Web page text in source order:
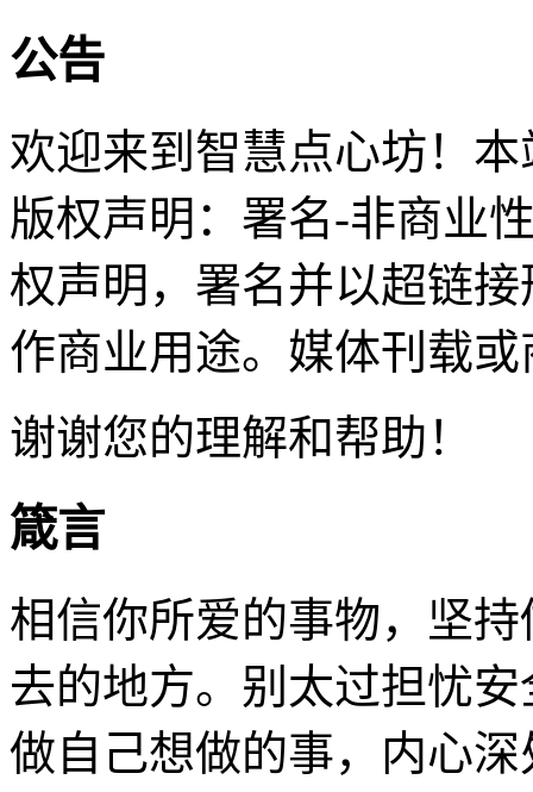
公告
欢迎来到智慧点心坊！
版权声明：署名-非商业
权声明，署名并以超链
作商业用途。媒体刊载
谢谢您的理解和帮助！
箴言
相信你所爱的事物，坚
去的地方。别太过担忧
做自己想做的事，内心